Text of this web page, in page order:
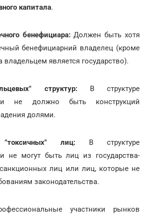
капитала.
бенефициара:Должен быть хотя
бенефициарний владелец (кроме
владельцем является государство).
структур:В структуре
не должно быть конструкций
долями.
"токсичных" лиц: В структуре
не могут быть лиц из государства-
лиц или лиц, которые не
законодательства.
участники рынков